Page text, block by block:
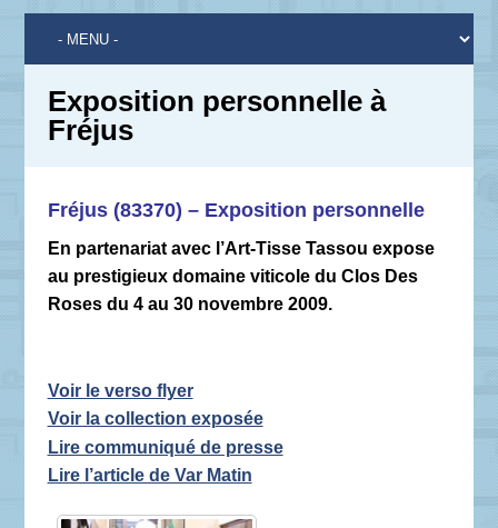
Exposition personnelle à
Fréjus
Fréjus (83370) – Exposition personnelle
En partenariat avec l’Art-Tisse Tassou expose
au prestigieux domaine viticole du Clos Des
Roses du 4 au 30 novembre 2009.
Voir le verso flyer
Voir la collection exposée
Lire communiqué de presse
Lire l’article de Var Matin